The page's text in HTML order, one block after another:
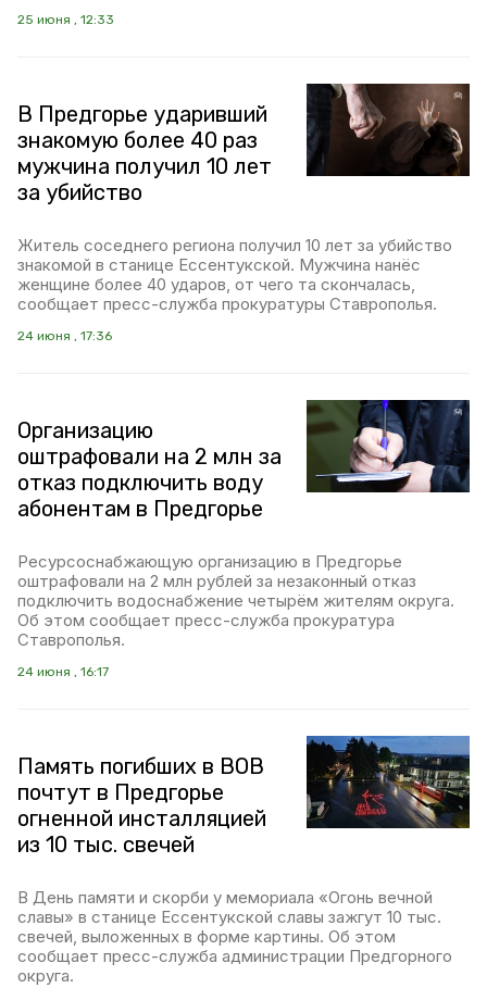
25 июня , 12:33
В Предгорье ударивший
знакомую более 40 раз
мужчина получил 10 лет
за убийство
Житель соседнего региона получил 10 лет за убийство
знакомой в станице Ессентукской. Мужчина нанёс
женщине более 40 ударов, от чего та скончалась,
сообщает пресс-служба прокуратуры Ставрополья.
24 июня , 17:36
Организацию
оштрафовали на 2 млн за
отказ подключить воду
абонентам в Предгорье
Ресурсоснабжающую организацию в Предгорье
оштрафовали на 2 млн рублей за незаконный отказ
подключить водоснабжение четырём жителям округа.
Об этом сообщает пресс-служба прокуратура
Ставрополья.
24 июня , 16:17
Память погибших в ВОВ
почтут в Предгорье
огненной инсталляцией
из 10 тыс. свечей
В День памяти и скорби у мемориала «Огонь вечной
славы» в станице Ессентукской славы зажгут 10 тыс.
свечей, выложенных в форме картины. Об этом
сообщает пресс-служба администрации Предгорного
округа.